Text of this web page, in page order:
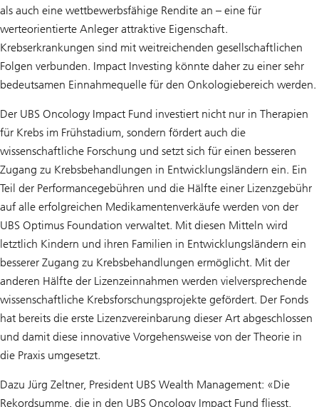
als auch eine wettbewerbsfähige Rendite an – eine für
werteorientierte Anleger attraktive Eigenschaft.
Krebserkrankungen sind mit weitreichenden gesellschaftlichen
Folgen verbunden. Impact Investing könnte daher zu einer sehr
bedeutsamen Einnahmequelle für den Onkologiebereich werden.
Der UBS Oncology Impact Fund investiert nicht nur in Therapien
für Krebs im Frühstadium, sondern fördert auch die
wissenschaftliche Forschung und setzt sich für einen besseren
Zugang zu Krebsbehandlungen in Entwicklungsländern ein. Ein
Teil der Performancegebühren und die Hälfte einer Lizenzgebühr
auf alle erfolgreichen Medikamentenverkäufe werden von der
UBS Optimus Foundation verwaltet. Mit diesen Mitteln wird
letztlich Kindern und ihren Familien in Entwicklungsländern ein
besserer Zugang zu Krebsbehandlungen ermöglicht. Mit der
anderen Hälfte der Lizenzeinnahmen werden vielversprechende
wissenschaftliche Krebsforschungsprojekte gefördert. Der Fonds
hat bereits die erste Lizenzvereinbarung dieser Art abgeschlossen
und damit diese innovative Vorgehensweise von der Theorie in
die Praxis umgesetzt.
Dazu Jürg Zeltner, President UBS Wealth Management: «Die
Rekordsumme, die in den UBS Oncology Impact Fund fliesst,